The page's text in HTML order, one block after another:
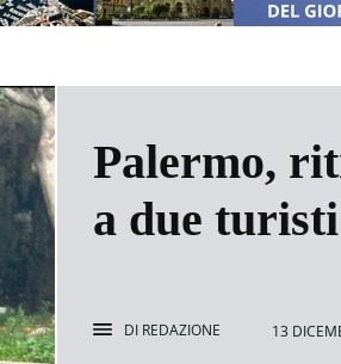
Palermo,
a due
DI REDAZIONE 13